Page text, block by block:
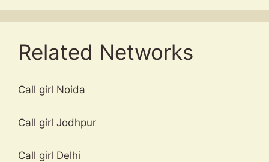
Related Networks
Call girl Noida
Call girl Jodhpur
Call girl Delhi